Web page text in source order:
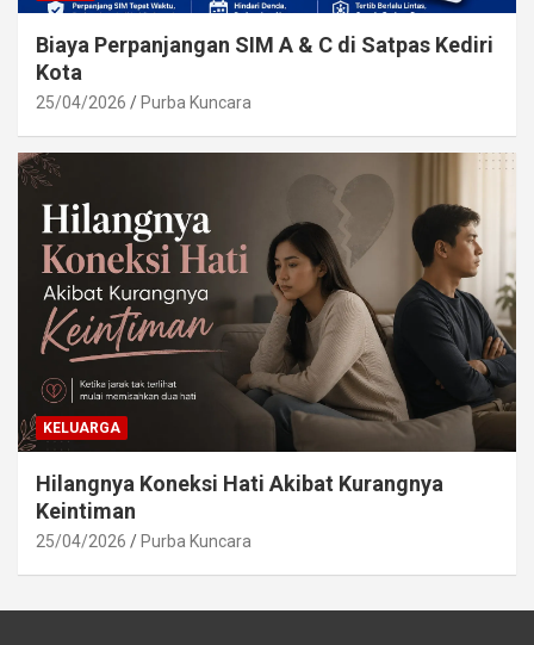
Biaya Perpanjangan SIM A & C di Satpas Kediri
Kota
25/04/2026 Purba Kuncara
KELUARGA
Hilangnya Koneksi Hati Akibat Kurangnya
Keintiman
25/04/2026 Purba Kuncara